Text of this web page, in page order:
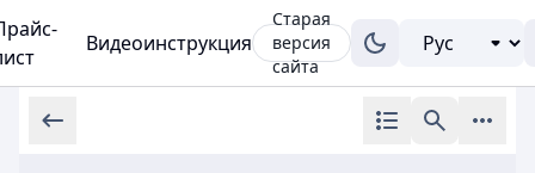
Видеоинструкция
Старая
версия
сайта